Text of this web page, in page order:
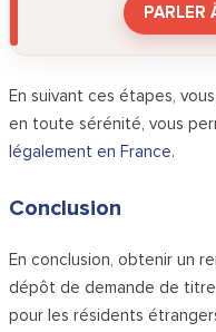
PARLER
En suivant ces étapes,
en toute sérénité, vous
légalement en France.
Conclusion
En conclusion, obtenir un
dépôt de demande de
pour les résidents